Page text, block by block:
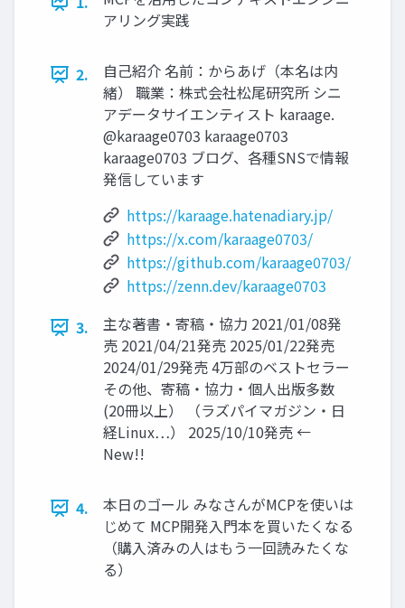
アリング実践
2.
自己紹介 名前：からあげ（本名は内
緒） 職業：株式会社松尾研究所 シニ
アデータサイエンティスト karaage.
@karaage0703 karaage0703
karaage0703 ブログ、各種SNSで情報
発信しています
https://karaage.hatenadiary.jp/
https://x.com/karaage0703/
https://github.com/karaage0703/
https://zenn.dev/karaage0703
3.
主な著書・寄稿・協力 2021/01/08発
売 2021/04/21発売 2025/01/22発売
2024/01/29発売 4万部のベストセラー
その他、寄稿・協力・個人出版多数
(20冊以上） （ラズパイマガジン・日
経Linux…） 2025/10/10発売 ←
New!!
4.
本日のゴール みなさんがMCPを使いは
じめて MCP開発入門本を買いたくなる
（購入済みの人はもう一回読みたくな
る）